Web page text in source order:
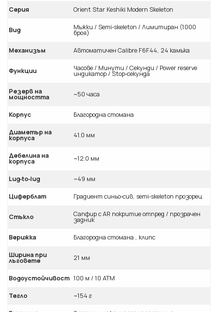
Серия Orient Star Keshiki Modern Skeleton
Вид Мъжки / Semi‑skeleton / Лимитиран (1000
броя)
Механизъм Автоматичен Calibre F6F44, 24 камъка
Функции Часове / Минути / Секунди / Power reserve
индикатор / Stop‑секунда
Резерв на
мощността ~50 часа
Корпус Благородна стомана
Диаметър на
корпуса 41.0 мм
Дебелина на
корпуса ~12.0 мм
Lug‑to‑lug ~49 мм
Циферблат Градиент синьо‑сив, semi‑skeleton прозорец
Стъкло Сапфир с AR покритие отпред / прозрачен
задник
Верижка Благородна стомана , клипс
Ширина при
лъговете 21 мм
Водоустойчивост 100 м / 10 ATM
Тегло ~154 г